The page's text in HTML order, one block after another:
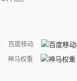
百度移动
神马权重